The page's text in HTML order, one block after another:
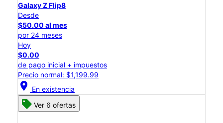
Galaxy Z Flip8
Desde
$50.00 al mes
por 24 meses
Hoy
$0.00
de pago inicial + impuestos
Precio normal: $1,199.99
location_on En existencia
Ver 6 ofertas